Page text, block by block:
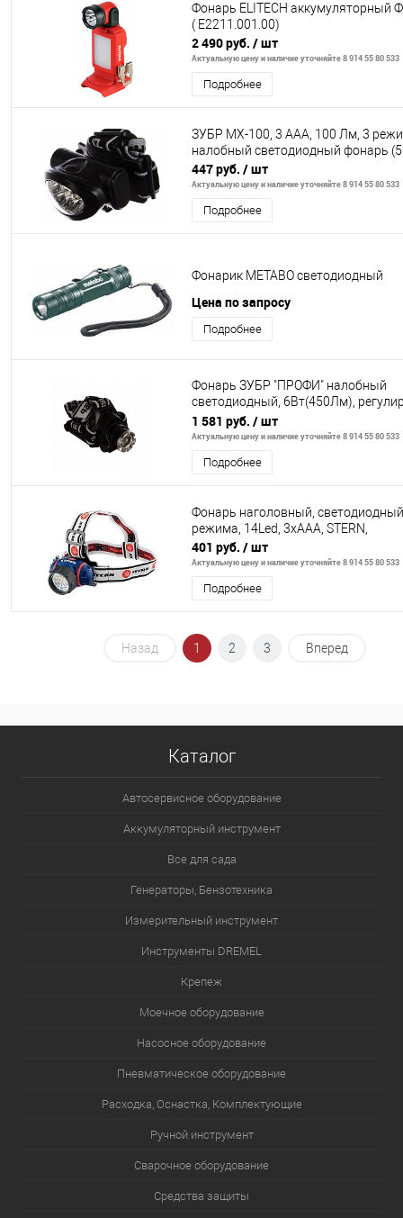
Фонарь ELITECH аккумуляторный
( E2211.001.00)
2 490 руб. / шт
Актуальную цену и наличие уточняйте 8 914 55 80 533
Подробнее
ЗУБР МХ-100, 3 AAA, 100 Лм, 3
налобный светодиодный фонарь
447 руб. / шт
Актуальную цену и наличие уточняйте 8 914 55 80 533
Подробнее
Фонарик METABO светодиодный
Цена по запросу
Подробнее
Фонарь ЗУБР "ПРОФИ" налобный
светодиодный, 6Вт(450Лм),
фокус, 3 режима, трансформер, 4А
1 581 руб. / шт
Актуальную цену и наличие уточняйте 8 914 55 80 533
Подробнее
Фонарь наголовный,
режима, 14Led, 3хААА, STERN,
401 руб. / шт
Актуальную цену и наличие уточняйте 8 914 55 80 533
Подробнее
Назад 1 2 3 Вперед
Каталог
Автосервисное оборудование
Аккумуляторный инструмент
Все для сада
Генераторы, Бензотехника
Измерительный инструмент
Инструменты DREMEL
Крепеж
Моечное оборудование
Насосное оборудование
Пневматическое оборудование
Расходка, Оснастка, Комплектующие
Ручной инструмент
Сварочное оборудование
Средства защиты